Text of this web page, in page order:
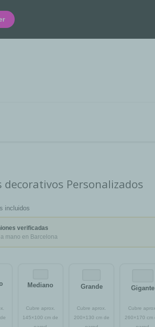
Personalizados
incluidos
verificadas
mano en Barcelona
Mediano Grande Gigante